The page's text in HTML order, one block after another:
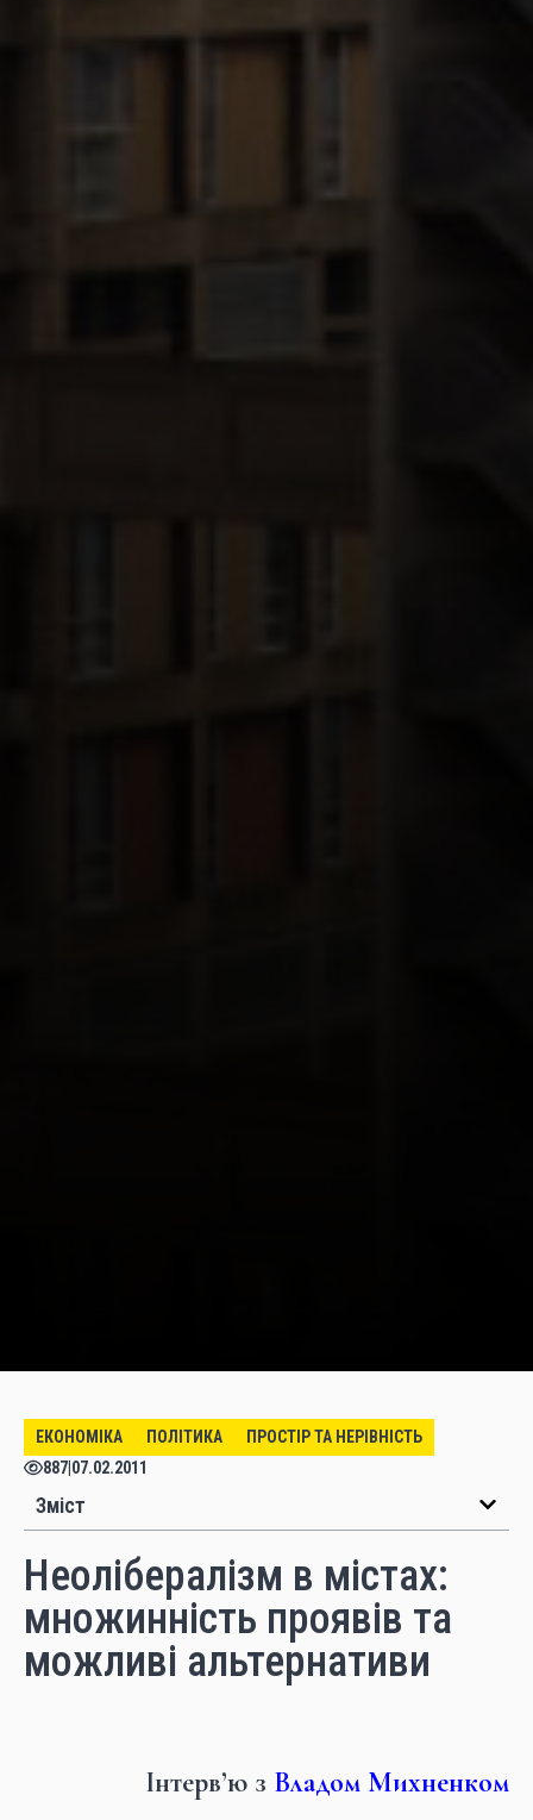
ЕКОНОМІКА ПОЛІТИКА
ПРОСТІР ТА НЕРІВНІСТЬ
887 07.02.2011
Зміст
Неолібералізм в містах:
множинність проявів та
можливі альтернативи
Інтерв’ю з Владом Михненком